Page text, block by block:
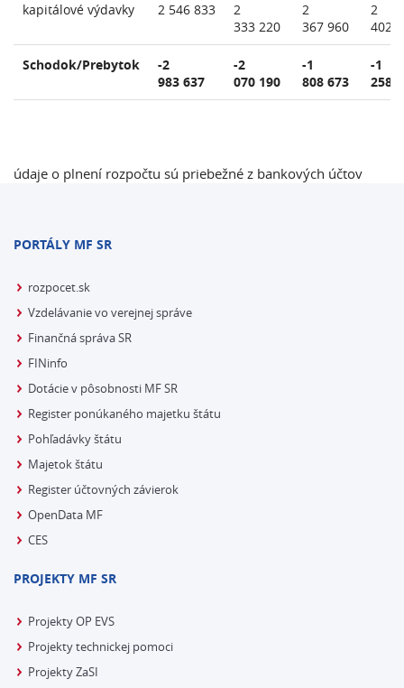
kapitálové výdavky 2 546 833
2
333 220
2
367 960
2
402
Schodok/Prebytok
-2
983 637
-2
070 190
-1
808 673
-1
258
údaje o plnení rozpočtu sú priebežné z bankových účtov
PORTÁLY MF SR
rozpocet.sk
Vzdelávanie vo verejnej správe
Finančná správa SR
FINinfo
Dotácie v pôsobnosti MF SR
Register ponúkaného majetku štátu
Pohľadávky štátu
Majetok štátu
Register účtovných závierok
OpenData MF
CES
PROJEKTY MF SR
Projekty OP EVS
Projekty technickej pomoci
Projekty ZaSI